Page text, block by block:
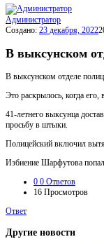
Администратор
Создано: 23 декабря, 2022
В выксунском
В выксунском отделе
Это раскрылось, когда
41-летнего выксунца
просьбу в штыки.
Полицейский включил
Избиение Шарфутова
0 0 Ответов
16 Просмотров
Ответ
Другие новости